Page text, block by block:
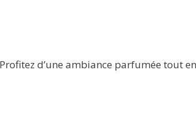
d’une ambiance parfumée tout